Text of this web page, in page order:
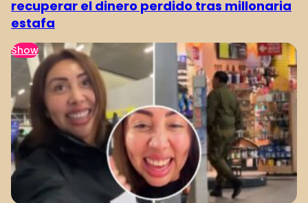
recuperar el dinero perdido tras millonaria
estafa
Show